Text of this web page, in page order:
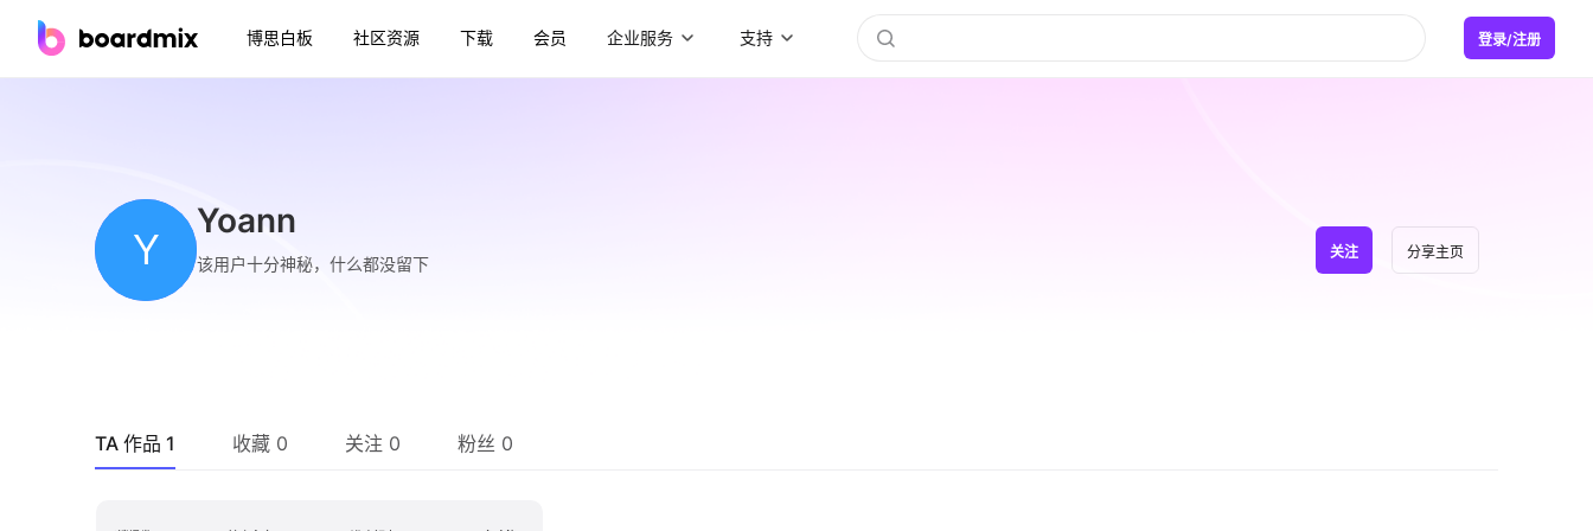
博思白板 社区资源 下载 会员 企业服务 支持 登录/注册
Y
Yoann
该用户十分神秘，什么都没留下
关注 分享主页
TA 作品 1 收藏 0 关注 0 粉丝 0